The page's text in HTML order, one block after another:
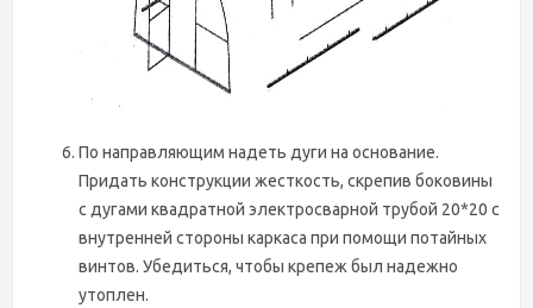
По направляющим надеть дуги на основание.
Придать конструкции жесткость, скрепив боковины
с дугами квадратной электросварной трубой 20*20 с
внутренней стороны каркаса при помощи потайных
винтов. Убедиться, чтобы крепеж был надежно
утоплен.